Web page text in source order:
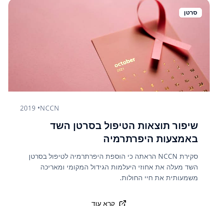
סרטן
NCCN
•
2019
שיפור תוצאות הטיפול בסרטן השד
באמצעות היפרתרמיה
סקירת NCCN הראתה כי הוספת היפרתרמיה לטיפול בסרטן
השד מעלה את אחוזי היעלמות הגידול המקומי ומאריכה
משמעותית את חיי החולות.
קרא עוד